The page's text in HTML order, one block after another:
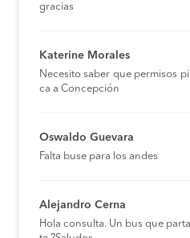
gracias
Katerine Morales
Necesito saber que permisos
ca a Concepción
Oswaldo Guevara
Falta buse para los andes
Alejandro Cerna
Hola consulta. Un bus que